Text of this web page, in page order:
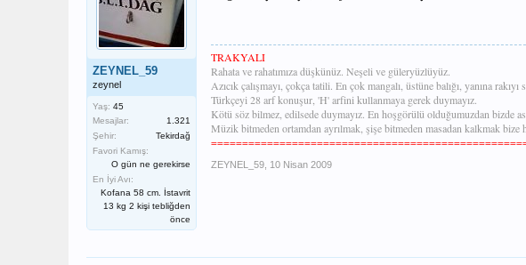
ZEYNEL_59
zeynel
Yaş: 45
Mesajlar:
1.321
Şehir:
Tekirdağ
Favori Kamış:
O gün ne gerekirse
En İyi Avı:
Kofana 58 cm. İstavrit
13 kg 2 kişi tebliğden
önce
TRAKYALI
Rahata ve rahatımıza düşkünüz. Neşeli ve güleryüzlüyüz.
Azıcık çalışmayı, çokça tatili. En çok mangalı, üstüne balığı, yanına rakıyı
Türkçeyi 28 arf konuşur, 'H' arfini kullanmaya gerek duymayız.
Kötü söz bilmez, edilsede duymayız. En hoşgörülü olduğumuzdan bizde
Müzik bitmeden ortamdan ayrılmak, şişe bitmeden masadan kalkmak bize
ZEYNEL_59 10 Nisan 2009